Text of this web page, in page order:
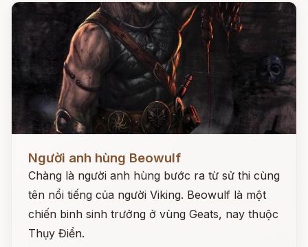
Người anh hùng Beowulf
Chàng là người anh hùng bước ra từ sử thi cùng
tên nổi tiếng của người Viking. Beowulf là một
chiến binh sinh trưởng ở vùng Geats, nay thuộc
Thụy Điển.